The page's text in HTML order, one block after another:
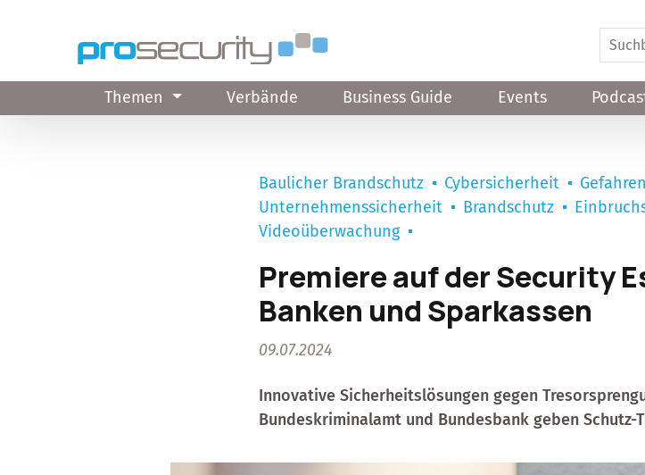
Themen Verbände Business Guide Events
Baulicher Brandschutz Cybersicherheit
Unternehmenssicherheit
Brandschutz
Videoüberwachung
Premiere auf der Security
Banken und Sparkassen
09.07.2024
Innovative Sicherheitslösungen gegen
Bundeskriminalamt und Bundesbank geben Schutz-